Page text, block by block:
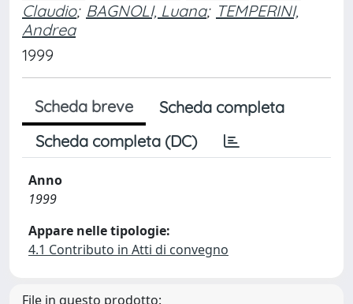
Claudio; BAGNOLI, Luana; TEMPERINI,
Andrea
1999
Scheda breve
Scheda completa
Scheda completa (DC)
Anno
1999
Appare nelle tipologie:
4.1 Contributo in Atti di convegno
File in questo prodotto: